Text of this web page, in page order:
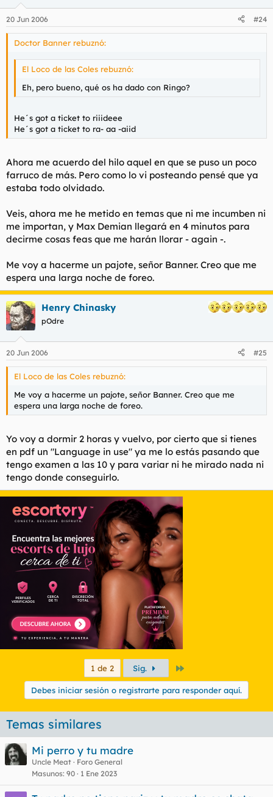
20 Jun 2006 #24
Doctor Banner rebuznó:
El Loco de las Coles rebuznó:
Eh, pero bueno, qué os ha dado con Ringo?
He´s got a ticket to riiideee
He´s got a ticket to ra- aa -aiid
Ahora me acuerdo del hilo aquel en que se puso un poco
farruco de más. Pero como lo vi posteando pensé que ya
estaba todo olvidado.
Veis, ahora me he metido en temas que ni me incumben ni
me importan, y Max Demian llegará en 4 minutos para
decirme cosas feas que me harán llorar - again -.
Me voy a hacerme un pajote, señor Banner. Creo que me
espera una larga noche de foreo.
Henry Chinasky
pOdre
20 Jun 2006 #25
El Loco de las Coles rebuznó:
Me voy a hacerme un pajote, señor Banner. Creo que me
espera una larga noche de foreo.
Yo voy a dormir 2 horas y vuelvo, por cierto que si tienes
en pdf un "Language in use" ya me lo estás pasando que
tengo examen a las 10 y para variar ni he mirado nada ni
tengo donde conseguirlo.
1 de 2 Sig.
Debes iniciar sesión o registrarte para responder aquí.
Temas similares
Mi perro y tu madre
Uncle Meat
Foro General
Masunos 90 1 Ene 2023